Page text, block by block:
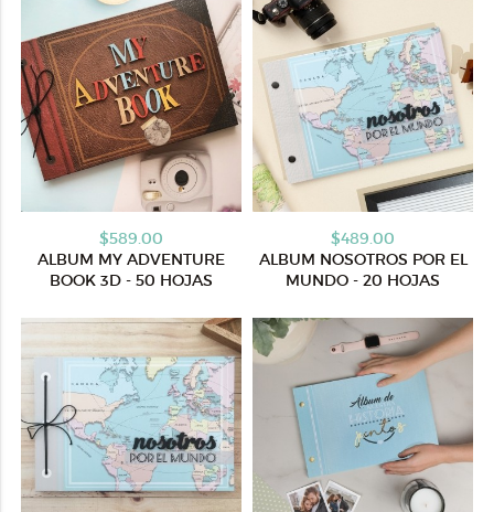
$589.00
ALBUM MY ADVENTURE
BOOK 3D - 50 HOJAS
$489.00
ALBUM NOSOTROS POR EL
MUNDO - 20 HOJAS